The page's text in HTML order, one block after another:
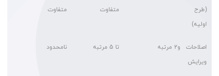
(طرح
اولیه)
متفاوت
متفاوت
اصلاحات و
ویرایش
2 مرتبه تا 5 مرتبه نامحدود